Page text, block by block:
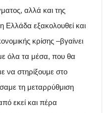
αλλά και της
Ελλάδα εξακολουθεί και
κρίσης –βγαίνει
όλα τα μέσα, που θα
να στηρίξουμε στο
τη μεταρρύθμιση
εκεί και πέρα